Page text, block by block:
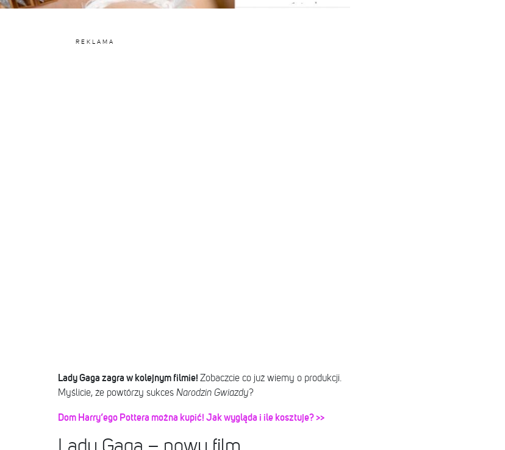
REKLAMA
Lady Gaga zagra w kolejnym filmie! Zobaczcie co już wiemy o produkcji.
Myślicie, że powtórzy sukces Narodzin Gwiazdy?
Dom Harry’ego Pottera można kupić! Jak wygląda i ile kosztuje? >>